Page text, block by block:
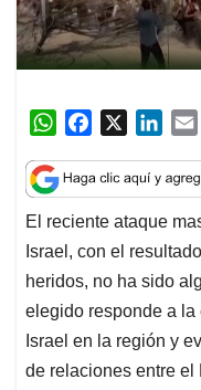
W
a
t
s
A
p
p
c
e
b
o
o
k
n
k
e
d
I
n
El reciente ataque
Israel, con el
heridos, no ha sido
elegido responde a la
Israel en la región y
de relaciones entre el